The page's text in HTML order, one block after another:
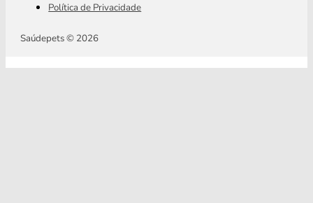
Política de Privacidade
Saúdepets © 2026